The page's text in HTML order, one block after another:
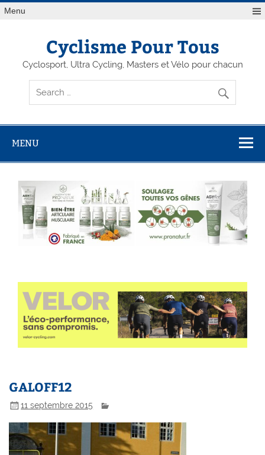
Menu
Cyclisme Pour Tous
Cyclosport, Ultra Cycling, Masters et Vélo pour chacun
MENU
GALOFF12
11 septembre 2015